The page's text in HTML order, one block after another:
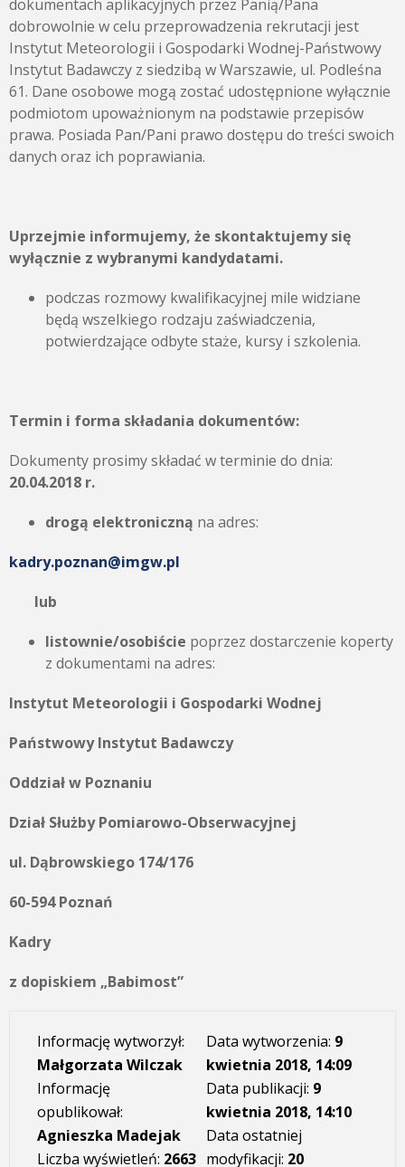
dokumentach aplikacyjnych przez Panią/Pana
dobrowolnie w celu przeprowadzenia rekrutacji jest
Instytut Meteorologii i Gospodarki Wodnej-Państwowy
Instytut Badawczy z siedzibą w Warszawie, ul. Podleśna
61. Dane osobowe mogą zostać udostępnione wyłącznie
podmiotom upoważnionym na podstawie przepisów
prawa. Posiada Pan/Pani prawo dostępu do treści swoich
danych oraz ich poprawiania.
Uprzejmie informujemy, że skontaktujemy się
wyłącznie z wybranymi kandydatami.
podczas rozmowy kwalifikacyjnej mile widziane
będą wszelkiego rodzaju zaświadczenia,
potwierdzające odbyte staże, kursy i szkolenia.
Termin i forma składania dokumentów:
Dokumenty prosimy składać w terminie do dnia:
20.04.2018 r.
drogą elektroniczną na adres:
kadry.poznan@imgw.pl
lub
listownie/osobiście poprzez dostarczenie koperty
z dokumentami na adres:
Instytut Meteorologii i Gospodarki Wodnej
Państwowy Instytut Badawczy
Oddział w Poznaniu
Dział Służby Pomiarowo-Obserwacyjnej
ul. Dąbrowskiego 174/176
60-594 Poznań
Kadry
z dopiskiem „Babimost”
Informację wytworzył:
Małgorzata Wilczak
Informację
opublikował:
Agnieszka Madejak
Liczba wyświetleń: 2663
Data wytworzenia: 9
kwietnia 2018, 14:09
Data publikacji: 9
kwietnia 2018, 14:10
Data ostatniej
modyfikacji: 20